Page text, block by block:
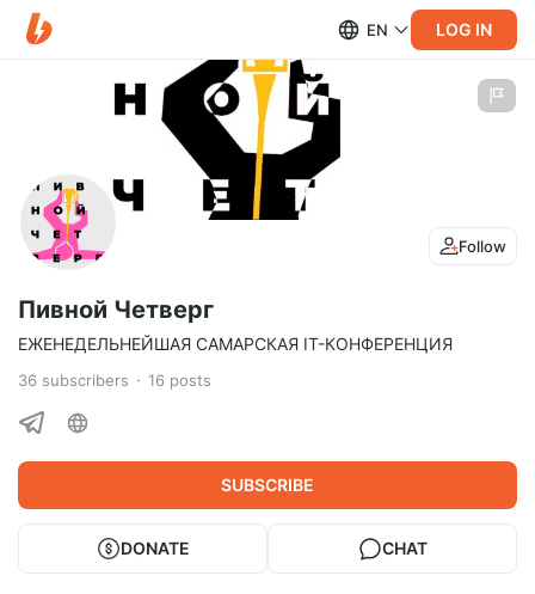
EN LOG IN
Follow
Пивной Четверг
ЕЖЕНЕДЕЛЬНЕЙШАЯ САМАРСКАЯ IT-КОНФЕРЕНЦИЯ
36 subscribers 16 posts
SUBSCRIBE
DONATE CHAT